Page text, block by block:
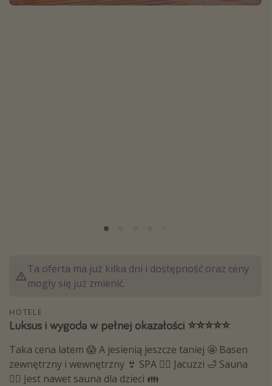
Albania
Weekend dla dwojga
Hotele SPA i wellness
Wyjazd na narty
Wyjazdy na Majówkę
Ta oferta ma już kilka dni i dostępność oraz ceny
mogły się już zmienić.
HOTELE
Luksus i wygoda w pełnej okazałości ⭐️⭐️⭐️⭐️⭐️
Taka cena latem 😱 A jesienią jeszcze taniej 🤩 Basen
zewnętrzny i wewnętrzny 👙 SPA 💆‍♀️ Jacuzzi 🛁 Sauna
🧖‍♂️ Jest nawet sauna dla dzieci 👪